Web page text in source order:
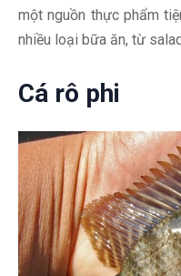
một nguồn thực phẩm
nhiều loại bữa ăn, từ
Cá rô phi